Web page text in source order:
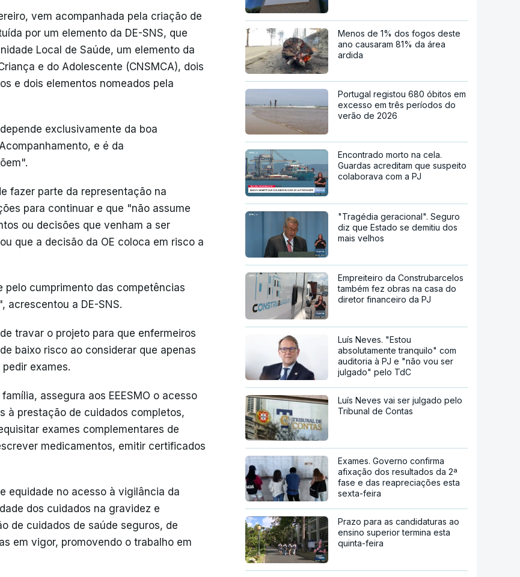
vem acompanhada pela criação de
por um elemento da DE-SNS, que
Local de Saúde, um elemento da
e do Adolescente (CNSMCA), dois
e dois elementos nomeados pela
exclusivamente da boa
e é da
fazer parte da representação na
para continuar e que "não assume
ou decisões que venham a ser
que a decisão da OE coloca em risco a
pelo cumprimento das competências
acrescentou a DE-SNS.
travar o projeto para que enfermeiros
baixo risco ao considerar que apenas
exames.
assegura aos EEESMO o acesso
à prestação de cuidados completos,
exames complementares de
medicamentos, emitir certificados
equidade no acesso à vigilância da
dos cuidados na gravidez e
de cuidados de saúde seguros, de
em vigor, promovendo o trabalho em
Menos de 1% dos fogos deste
ano causaram 81% da área
ardida
Portugal registou 680 óbitos em
excesso em três períodos do
verão de 2026
Encontrado morto na cela.
Guardas acreditam que suspeito
colaborava com a PJ
"Tragédia geracional". Seguro
diz que Estado se demitiu dos
mais velhos
Empreiteiro da Construbarcelos
também fez obras na casa do
diretor financeiro da PJ
Luís Neves. "Estou
absolutamente tranquilo" com
auditoria à PJ e "não vou ser
julgado" pelo TdC
Luís Neves vai ser julgado pelo
Tribunal de Contas
Exames. Governo confirma
afixação dos resultados da 2ª
fase e das reapreciações esta
sexta-feira
Prazo para as candidaturas ao
ensino superior termina esta
quinta-feira